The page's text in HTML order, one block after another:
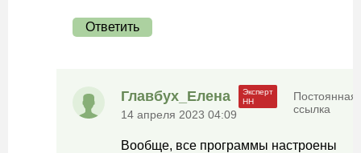
Ответить
Главбух_Елена
14 апреля 2023 04:09
Постоянная
ссылка
Вообще, все программы настроены